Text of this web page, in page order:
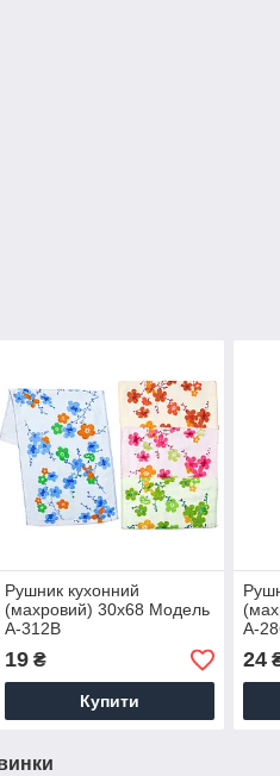
Рушник кухонний
(махровий) 30х68 Модель
A-312B
19₴
Купити
A-
24